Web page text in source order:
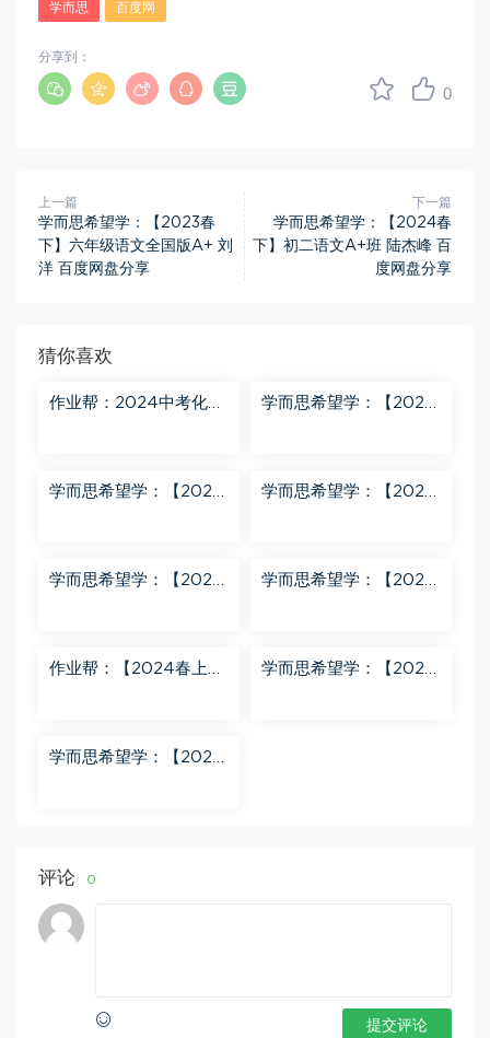
学而思 百度网
0
分享到：
上一篇
学而思希望学：【2023春
下】六年级语文全国版A+ 刘
洋 百度网盘分享
下一篇
学而思希望学：【2024春
下】初二语文A+班 陆杰峰 百
度网盘分享
猜你喜欢
作业帮：2024中考化学
学而思希望学：【2024
学而思希望学：【2024
学而思希望学：【2024
学而思希望学：【2024
学而思希望学：【2023
作业帮：【2024春上】
学而思希望学：【2024
学而思希望学：【2024
评论 0
提交评论